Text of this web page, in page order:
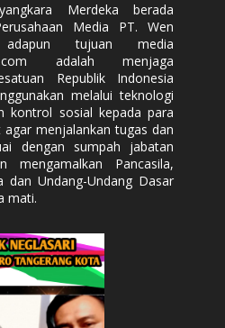
Merdeka berada
Media PT. Wen
tujuan media
adalah menjaga
Republik Indonesia
melalui teknologi
kontrol sosial kepada para
menjalankan tugas dan
dengan sumpah jabatan
mengamalkan Pancasila,
dan Undang-Undang Dasar
mati.